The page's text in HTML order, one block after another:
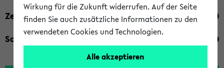
Zeiten
Sonstiges
Wirkung für die Zukunft widerrufen. Auf der Seite
finden Sie auch zusätzliche Informationen zu den
verwendeten Cookies und Technologien.
Alle akzeptieren